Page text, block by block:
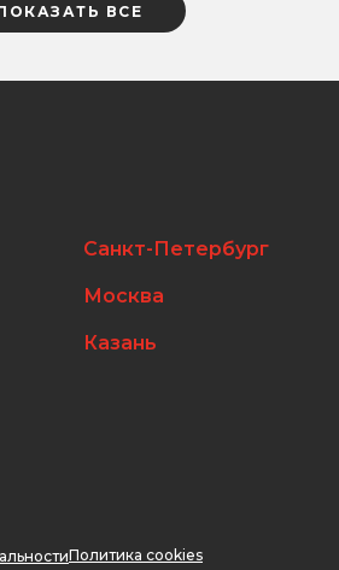
ВСЕ
Санкт-Петербург
Москва
Казань
Политика cookies